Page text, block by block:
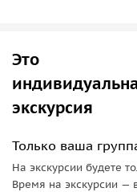
из апостолов
какие заслуги наша
Гиннеса.
гастрономические
мед и вино. Мы
полезны.
Это
экскурсия
Только ваша
На экскурсии будете
Время на экскурсии —